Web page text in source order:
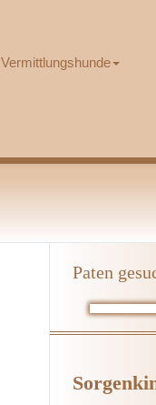
Vermittlungshunde
Paten